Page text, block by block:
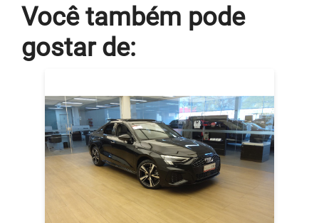
Você também pode
gostarde: